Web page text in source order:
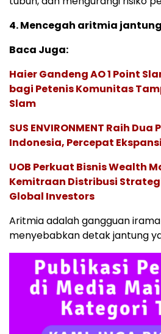
4. Mencegah aritmia jantung
Baca Juga:
Haier Gandeng AO 1 Point
bagi Petenis Komunitas
Slam
SUS ENVIRONMENT Raih Dua
Indonesia, Percepat
UOB Perkuat Bisnis Wealth
Kemitraan Distribusi
Global Investors
Aritmia adalah gangguan
menyebabkan detak jantung